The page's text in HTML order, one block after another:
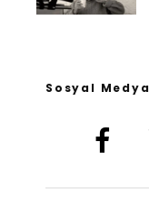
Sosyal Medya